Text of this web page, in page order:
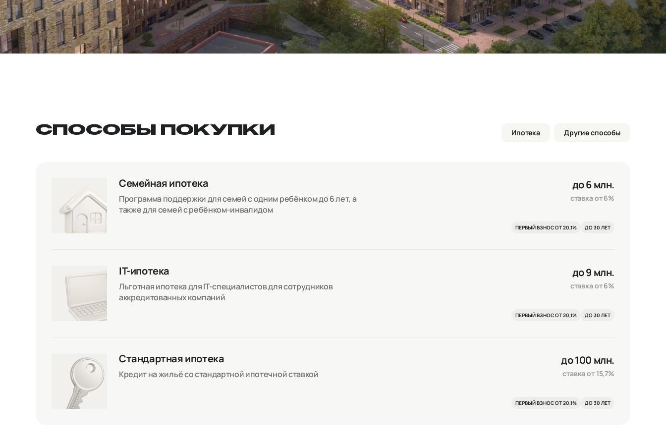
СПОСОБЫ ПОКУПКИ Ипотека Другие способы
Семейная ипотека
Программа поддержки для семей с одним ребёнком до 6 лет, а
также для семей с ребёнком-инвалидом
до 6 млн.
ставка от 6%
ПЕРВЫЙ ВЗНОС ОТ 20,1% ДО 30 ЛЕТ
IT-ипотека
Льготная ипотека для IT-специалистов для сотрудников
аккредитованных компаний
до 9 млн.
ставка от 6%
ПЕРВЫЙ ВЗНОС ОТ 20,1% ДО 30 ЛЕТ
Стандартная ипотека
Кредит на жильё со стандартной ипотечной ставкой
до 100 млн.
ставка от 15,7%
ПЕРВЫЙ ВЗНОС ОТ 20,1% ДО 30 ЛЕТ